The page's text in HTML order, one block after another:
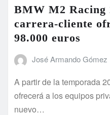
BMW M2 Racing
carrera-cliente
98.000 euros
José Armando Gómez
A partir de la temporada
ofrecerá a los equipos
nuevo…